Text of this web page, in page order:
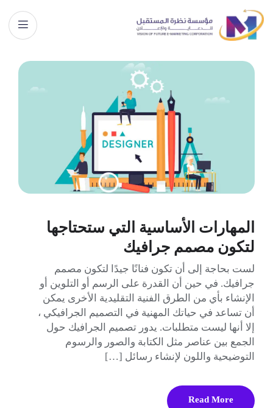
المهارات الأساسية التي ستحتاجها
لتكون مصمم جرافيك
لست بحاجة إلى أن تكون فنانًا جيدًا لتكون مصمم
جرافيك. في حين أن القدرة على الرسم أو التلوين أو
الإنشاء بأي من الطرق الفنية التقليدية الأخرى يمكن
أن تساعد في حياتك المهنية في التصميم الجرافيكي ،
إلا أنها ليست متطلبات. يدور تصميم الجرافيك حول
الجمع بين عناصر مثل الكتابة والصور والرسوم
التوضيحية واللون لإنشاء رسائل […]
Read More